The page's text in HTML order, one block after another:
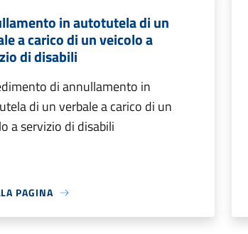
in autotutela di un
a carico di un veicolo a
di disabili
di annullamento in
di un verbale a carico di un
a servizio di disabili
PAGINA